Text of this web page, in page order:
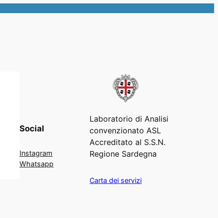
Social
Instagram
Whatsapp
Laboratorio di Analisi
convenzionato ASL
Accreditato al S.S.N.
Regione Sardegna
Carta dei servizi